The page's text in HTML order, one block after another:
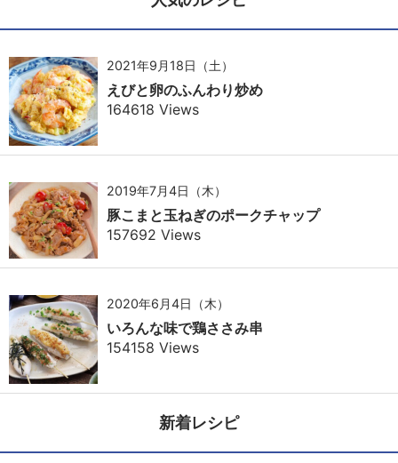
2021年9月18日（土）
えびと卵のふんわり炒め
164618 Views
2019年7月4日（木）
豚こまと玉ねぎのポークチャップ
157692 Views
2020年6月4日（木）
いろんな味で鶏ささみ串
154158 Views
新着レシピ